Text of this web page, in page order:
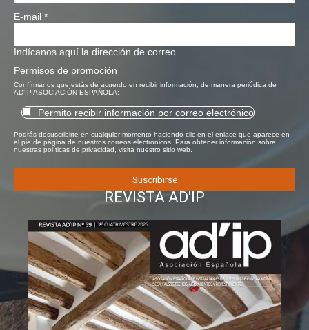
E-mail *
Indícanos aquí la dirección de correo
Permisos de promoción
Confírmanos que estás de acuerdo en recibir información, de manera periódica de
AD'IP ASOCIACIÓN ESPAÑOLA:
Permito recibir información por correo electrónico
Podrás desuscribirte en cualquier momento haciendo clic en el enlace que aparece en
el pie de página de nuestros correos electrónicos. Para obtener información sobre
nuestras políticas de privacidad, visita nuestro sitio web.
REVISTA AD'IP